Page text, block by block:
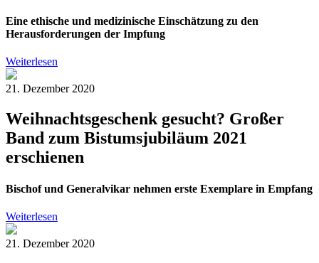
Eine ethische und medizinische Einschätzung zu den
Herausforderungen der Impfung
Weiterlesen
21. Dezember 2020
Weihnachtsgeschenk gesucht? Großer
Band zum Bistumsjubiläum 2021
erschienen
Bischof und Generalvikar nehmen erste Exemplare in Empfang
Weiterlesen
21. Dezember 2020